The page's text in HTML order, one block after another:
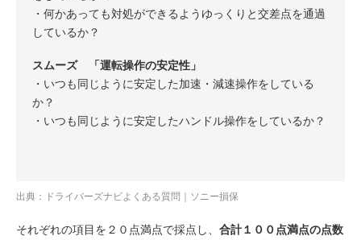
・何かあっても対処ができるようゆっくりと交差点を通過
しているか？
スムーズ 「運転操作の安定性」
・いつも同じように安定した加速・減速操作をしている
か？
・いつも同じように安定したハンドル操作をしているか？
出典： ドライバーズナビよくある質問｜ソニー損保
それぞれの項目を２０点満点で採点し、 合計１００点満点の点数